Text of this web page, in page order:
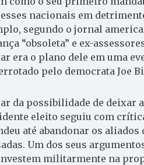
nacionais em
segundo o jornal
“obsoleta” e ex-
era o plano dele em uma
pelo democrata Joe
da possibilidade de deixar
eleito seguiu com
até abandonar os
Um dos seus
militarmente na